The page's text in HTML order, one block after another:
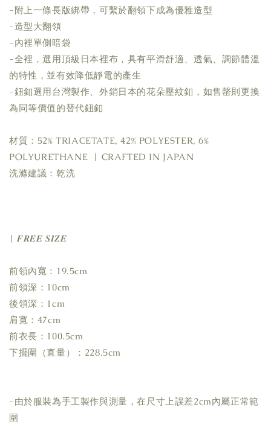
-附上一條長版綁帶，可繫於翻領下成為優雅造型
-造型大翻領
-內裡單側暗袋
-全裡，選用頂級日本裡布，具有平滑舒適、透氣、調節體溫
的特性，並有效降低靜電的產生
-鈕釦選用台灣製作、外銷日本的花朵壓紋釦，如售罄則更換
為同等價值的替代鈕釦
材質：52% TRIACETATE, 42% POLYESTER, 6%
POLYURETHANE  | CRAFTED IN JAPAN
洗滌建議：乾洗
| 𝑭𝑹𝑬𝑬 𝑺𝑰𝒁𝑬
前領內寬：19.5cm
前領深：10cm
後領深：1cm
肩寬：47cm
前衣長：100.5cm
下擺圍（直量）：228.5cm
-由於服裝為手工製作與測量，在尺寸上誤差2cm內屬正常範
圍